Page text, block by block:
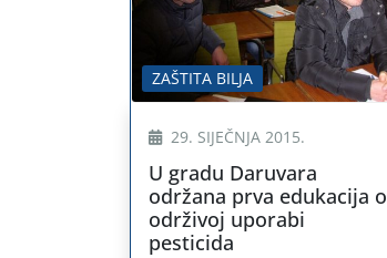
ZAŠTITA BILJA
29. SIJEČNJA 2015.
U gradu Daruvara
održana prva edukacija o
održivoj uporabi
pesticida